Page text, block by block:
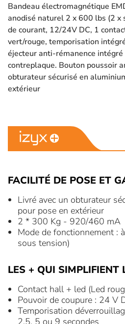
Bandeau électromagnétique
anodisé naturel 2 x 600 lbs (2 x
de courant, 12/24V DC, 1
vert/rouge, temporisation
éjecteur anti-rémanence intégré
contreplaque. Bouton poussoir
obturateur sécurisé en
extérieur
FACILITÉ DE POSE ET
Livré avec un obturateur
pour pose en extérieur
2 * 300 Kg - 920/460 mA
Mode de fonctionnement :
sous tension)
LES + QUI SIMPLIFIENT
Contact hall + led (Led
Pouvoir de coupure : 24 V
Temporisation
2.5, 5 ou 9 secondes